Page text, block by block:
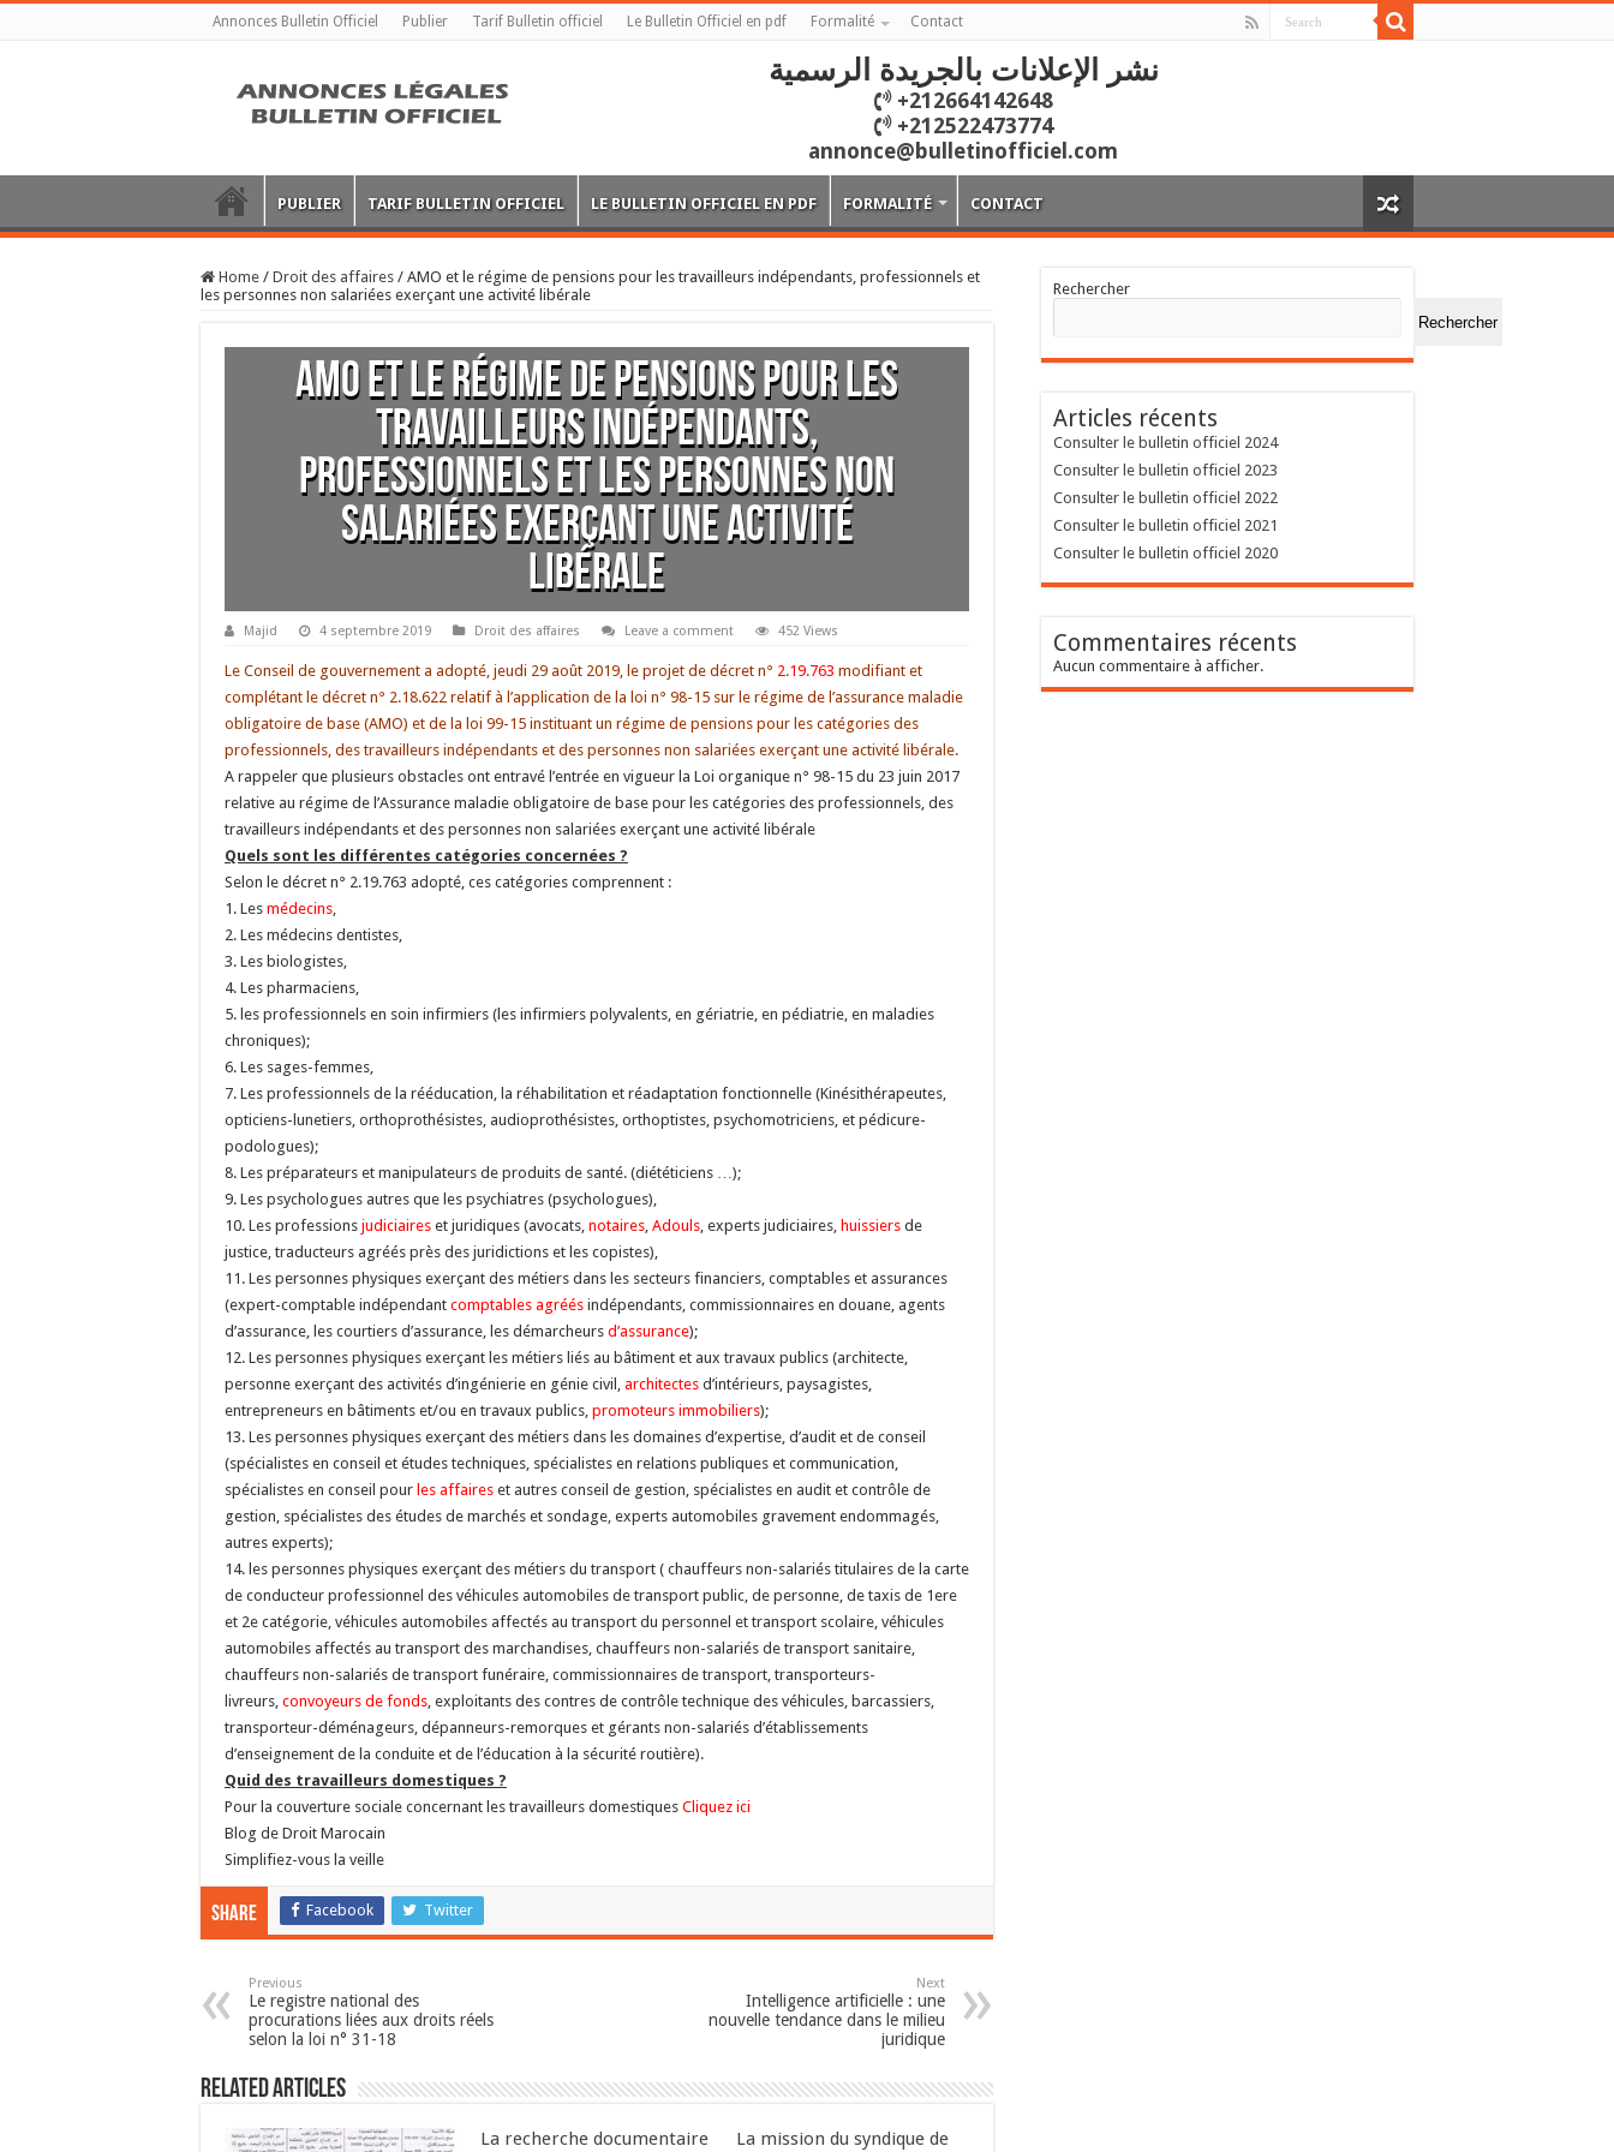
Annonces Bulletin Officiel Publier Tarif Bulletin officiel Le Bulletin Officiel en pdf Formalité Contact
نشر الإعلانات بالجريدة الرسمية
+212664142648
+212522473774
annonce@bulletinofficiel.com
PUBLIER TARIF BULLETIN OFFICIEL LE BULLETIN OFFICIEL EN PDF FORMALITÉ CONTACT
Home / Droit des affaires / AMO et le régime de pensions pour les travailleurs indépendants, professionnels et
les personnes non salariées exerçant une activité libérale
AMO et le régime de pensions pour les
travailleurs indépendants,
professionnels et les personnes non
salariées exerçant une activité
libérale
Majid 4 septembre 2019 Droit des affaires Leave a comment 452 Views
Le Conseil de gouvernement a adopté, jeudi 29 août 2019, le projet de décret n° 2.19.763 modifiant et
complétant le décret n° 2.18.622 relatif à l’application de la loi n° 98-15 sur le régime de l’assurance maladie
obligatoire de base (AMO) et de la loi 99-15 instituant un régime de pensions pour les catégories des
professionnels, des travailleurs indépendants et des personnes non salariées exerçant une activité libérale.
A rappeler que plusieurs obstacles ont entravé l’entrée en vigueur la Loi organique n° 98-15 du 23 juin 2017
relative au régime de l’Assurance maladie obligatoire de base pour les catégories des professionnels, des
travailleurs indépendants et des personnes non salariées exerçant une activité libérale
Quels sont les différentes catégories concernées ?
Selon le décret n° 2.19.763 adopté, ces catégories comprennent :
1. Les médecins,
2. Les médecins dentistes,
3. Les biologistes,
4. Les pharmaciens,
5. les professionnels en soin infirmiers (les infirmiers polyvalents, en gériatrie, en pédiatrie, en maladies
chroniques);
6. Les sages-femmes,
7. Les professionnels de la rééducation, la réhabilitation et réadaptation fonctionnelle (Kinésithérapeutes,
opticiens-lunetiers, orthoprothésistes, audioprothésistes, orthoptistes, psychomotriciens, et pédicure-
podologues);
8. Les préparateurs et manipulateurs de produits de santé. (diététiciens …);
9. Les psychologues autres que les psychiatres (psychologues),
10. Les professions judiciaires et juridiques (avocats, notaires, Adouls, experts judiciaires, huissiers de
justice, traducteurs agréés près des juridictions et les copistes),
11. Les personnes physiques exerçant des métiers dans les secteurs financiers, comptables et assurances
(expert-comptable indépendant comptables agréés indépendants, commissionnaires en douane, agents
d’assurance, les courtiers d’assurance, les démarcheurs d’assurance);
12. Les personnes physiques exerçant les métiers liés au bâtiment et aux travaux publics (architecte,
personne exerçant des activités d’ingénierie en génie civil, architectes d’intérieurs, paysagistes,
entrepreneurs en bâtiments et/ou en travaux publics, promoteurs immobiliers);
13. Les personnes physiques exerçant des métiers dans les domaines d’expertise, d’audit et de conseil
(spécialistes en conseil et études techniques, spécialistes en relations publiques et communication,
spécialistes en conseil pour les affaires et autres conseil de gestion, spécialistes en audit et contrôle de
gestion, spécialistes des études de marchés et sondage, experts automobiles gravement endommagés,
autres experts);
14. les personnes physiques exerçant des métiers du transport ( chauffeurs non-salariés titulaires de la carte
de conducteur professionnel des véhicules automobiles de transport public, de personne, de taxis de 1ere
et 2e catégorie, véhicules automobiles affectés au transport du personnel et transport scolaire, véhicules
automobiles affectés au transport des marchandises, chauffeurs non-salariés de transport sanitaire,
chauffeurs non-salariés de transport funéraire, commissionnaires de transport, transporteurs-
livreurs, convoyeurs de fonds, exploitants des contres de contrôle technique des véhicules, barcassiers,
transporteur-déménageurs, dépanneurs-remorques et gérants non-salariés d’établissements
d’enseignement de la conduite et de l’éducation à la sécurité routière).
Quid des travailleurs domestiques ?
Pour la couverture sociale concernant les travailleurs domestiques Cliquez ici
Blog de Droit Marocain
Simplifiez-vous la veille
Share Facebook Twitter
Previous
Le registre national des
procurations liées aux droits réels
selon la loi n° 31-18
Next
Intelligence artificielle : une
nouvelle tendance dans le milieu
juridique
Related Articles
La recherche documentaire
La mission du syndique de
Rechercher
Rechercher
Articles récents
Consulter le bulletin officiel 2024
Consulter le bulletin officiel 2023
Consulter le bulletin officiel 2022
Consulter le bulletin officiel 2021
Consulter le bulletin officiel 2020
Commentaires récents
Aucun commentaire à afficher.